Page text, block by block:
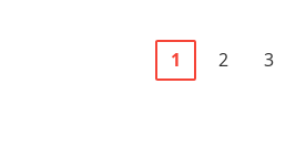
Página
Você
1 Página
2 3